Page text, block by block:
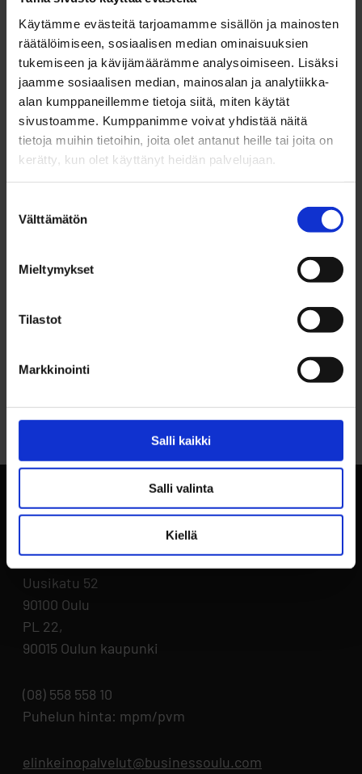
Käytämme evästeitä tarjoamamme sisällön ja mainosten
räätälöimiseen, sosiaalisen median ominaisuuksien
tukemiseen ja kävijämäärämme analysoimiseen. Lisäksi
jaamme sosiaalisen median, mainosalan ja analytiikka-
alan kumppaneillemme tietoja siitä, miten käytät
sivustoamme. Kumppanimme voivat yhdistää näitä
tietoja muihin tietoihin, joita olet antanut heille tai joita on
kerätty, kun olet käyttänyt heidän palvelujaan.
valinta
Välttämätön
Mieltymykset
Tilastot
Markkinointi
Salli kaikki
Salli valinta
Kiellä
KORTTELIN NUMERO 9
TONTIN NUMERO 17
RAKENNUSOIKEUS
Jukka Kangas, p. 044 703 2366
Palaa sivun alkuun
BusinessOulu
Uusikatu 52
90100 Oulu
PL 22,
90015 Oulun kaupunki
(08) 558 558 10
Puhelun hinta: mpm/pvm
elinkeinopalvelut@businessoulu.com